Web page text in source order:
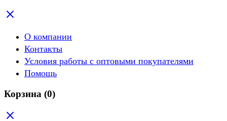
О компании
Контакты
Условия работы с оптовыми покупателями
Помощь
Корзина (0)